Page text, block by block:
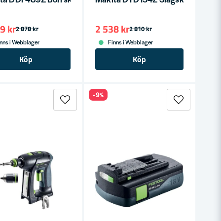
2 878 kr
kr
i Webblager
Köp
2 810 kr
2 538 kr
Finns i Webblager
Köp
-9%